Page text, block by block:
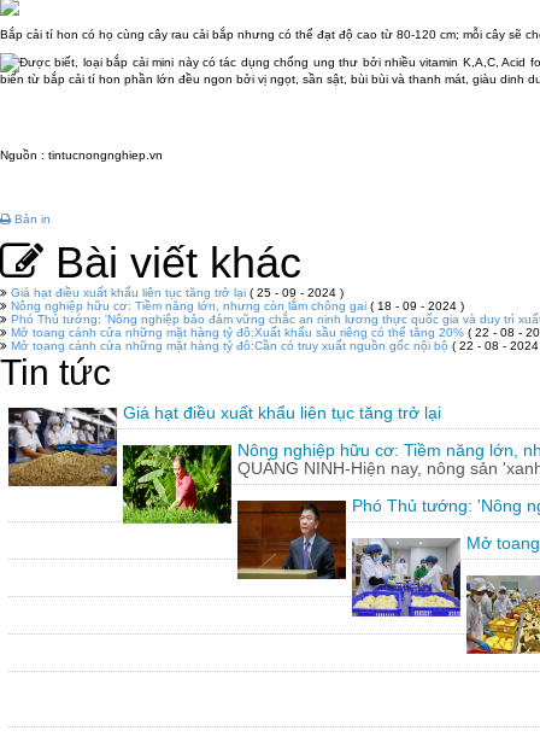
Bắp cải tí hon có họ cùng cây rau cải bắp nhưng có thể đạt độ cao từ 80-120 cm; mỗi cây sẽ
Được biết, loại bắp cải mini này có tác dụng chống ung thư bởi nhiều vitamin K,A,C, Acid
biến từ bắp cải tí hon phần lớn đều ngon bởi vị ngọt, sần sật, bùi bùi và thanh mát, giàu dinh
Nguồn : tintucnongnghiep.vn
Bản in
Bài viết khác
Giá hạt điều xuất khẩu liên tục tăng trở lại ( 25 - 09 - 2024 )
Nông nghiệp hữu cơ: Tiềm năng lớn, nhưng còn lắm chông gai ( 18 - 09 - 2024 )
Phó Thủ tướng: 'Nông nghiệp bảo đảm vững chắc an ninh lương thực quốc gia và duy trì
Mở toang cánh cửa những mặt hàng tỷ đô:Xuất khẩu sầu riêng có thể tăng 20% ( 22 - 08 -
Mở toang cánh cửa những mặt hàng tỷ đô:Cần có truy xuất nguồn gốc nội bộ ( 22 - 08 - 2024
Tin tức
Giá hạt điều xuất khẩu liên tục tăng trở lại
Nông nghiệp hữu cơ: Tiềm năng lớn,
QUẢNG NINH-Hiện nay, nông sản
Phó Thủ tướng: 'Nông
Mở